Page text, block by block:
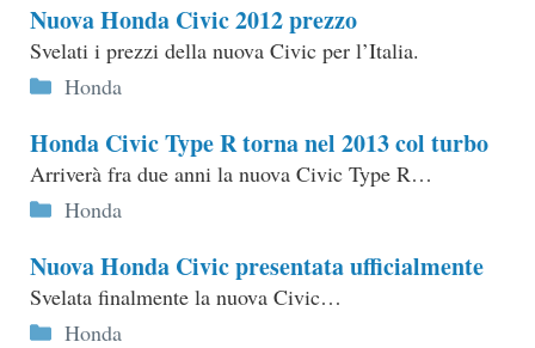
Nuova Honda Civic 2012 prezzo
Svelati i prezzi della nuova Civic per l’Italia.
Categorie
Honda
Honda Civic Type R torna nel 2013 col turbo
Arriverà fra due anni la nuova Civic Type R…
Categorie
Honda
Nuova Honda Civic presentata ufficialmente
Svelata finalmente la nuova Civic…
Categorie
Honda